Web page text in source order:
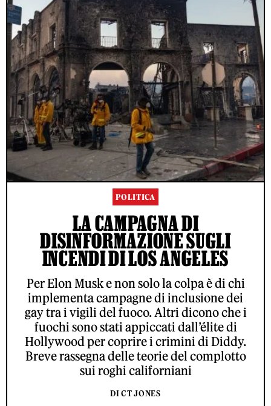
POLITICA
LA CAMPAGNA DI
DISINFORMAZIONE SUGLI
INCENDI DI LOS ANGELES
Per Elon Musk e non solo la colpa è di chi
implementa campagne di inclusione dei
gay tra i vigili del fuoco. Altri dicono che i
fuochi sono stati appiccati dall’élite di
Hollywood per coprire i crimini di Diddy.
Breve rassegna delle teorie del complotto
sui roghi californiani
DI CT JONES